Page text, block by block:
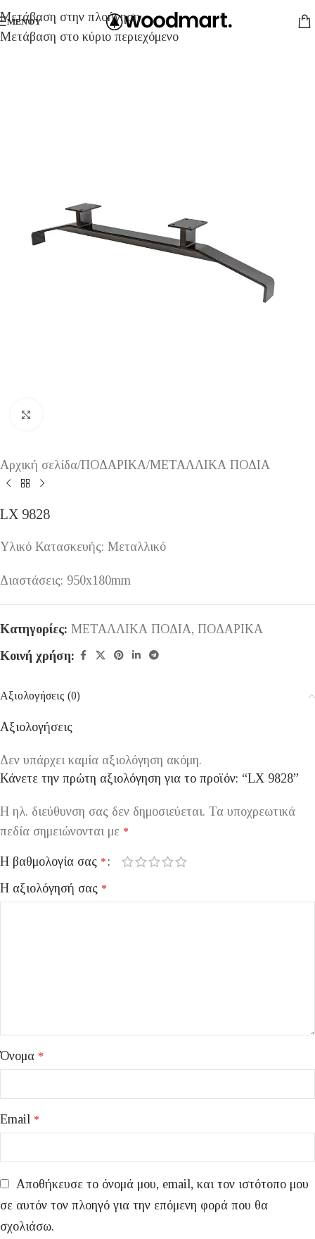
Μετάβαση στην πλοήγηση
Μετάβαση στο κύριο περιεχόμενο
ΜΕΝΟΎ
Αρχική σελίδα/ΠΟΔΑΡΙΚΑ/ΜΕΤΑΛΛΙΚΑ ΠΟΔΙΑ
LX 9828
Υλικό Κατασκευής: Μεταλλικό
Διαστάσεις: 950x180mm
Κατηγορίες: ΜΕΤΑΛΛΙΚΑ ΠΟΔΙΑ, ΠΟΔΑΡΙΚΑ
Κοινή χρήση:
Αξιολογήσεις (0)
Αξιολογήσεις
Δεν υπάρχει καμία αξιολόγηση ακόμη.
Κάνετε την πρώτη αξιολόγηση για το προϊόν: “LX 9828”
Η ηλ. διεύθυνση σας δεν δημοσιεύεται. Τα υποχρεωτικά
πεδία σημειώνονται με *
Η βαθμολογία σας *
Η αξιολόγησή σας *
Όνομα *
Email *
Αποθήκευσε το όνομά μου, email, και τον ιστότοπο μου
σε αυτόν τον πλοηγό για την επόμενη φορά που θα
σχολιάσω.